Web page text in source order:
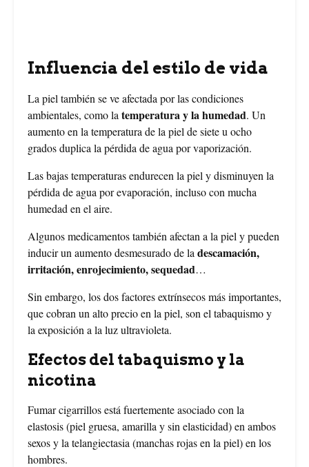
Influencia del estilo de vida
La piel también se ve afectada por las condiciones
ambientales, como la temperatura y la humedad. Un
aumento en la temperatura de la piel de siete u ocho
grados duplica la pérdida de agua por vaporización.
Las bajas temperaturas endurecen la piel y disminuyen la
pérdida de agua por evaporación, incluso con mucha
humedad en el aire.
Algunos medicamentos también afectan a la piel y pueden
inducir un aumento desmesurado de la descamación,
irritación, enrojecimiento, sequedad…
Sin embargo, los dos factores extrínsecos más importantes,
que cobran un alto precio en la piel, son el tabaquismo y
la exposición a la luz ultravioleta.
Efectos del tabaquismo y la
nicotina
Fumar cigarrillos está fuertemente asociado con la
elastosis (piel gruesa, amarilla y sin elasticidad) en ambos
sexos y la telangiectasia (manchas rojas en la piel) en los
hombres.